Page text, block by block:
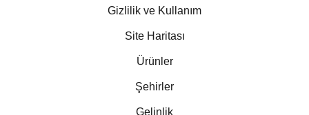
Gizlilik ve Kullanım
Site Haritası
Ürünler
Şehirler
Gelinlik